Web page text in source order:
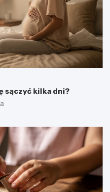
sączyć kilka dni?